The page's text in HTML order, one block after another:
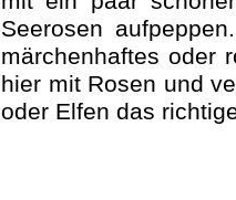
Seerosen
märchenhaftes oder
hier mit Rosen und
oder Elfen das